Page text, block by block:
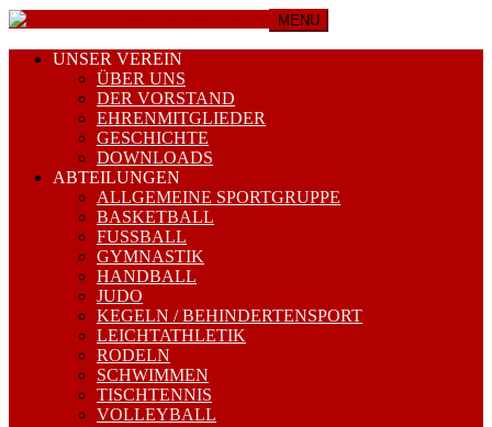
MENU
UNSER VEREIN
ÜBER UNS
DER VORSTAND
EHRENMITGLIEDER
GESCHICHTE
DOWNLOADS
ABTEILUNGEN
ALLGEMEINE SPORTGRUPPE
BASKETBALL
FUSSBALL
GYMNASTIK
HANDBALL
JUDO
KEGELN / BEHINDERTENSPORT
LEICHTATHLETIK
RODELN
SCHWIMMEN
TISCHTENNIS
VOLLEYBALL